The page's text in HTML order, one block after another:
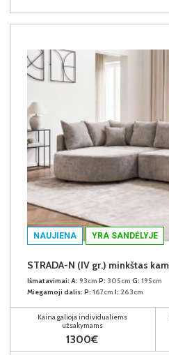
NAUJIENA YRA SANDĖLYJE
Išmatavimai: A: 93cm P: 305cm G: 195cm
Miegamoji dalis: P: 167cm I: 263cm
Kaina galioja individualiems
užsakymams
1300€